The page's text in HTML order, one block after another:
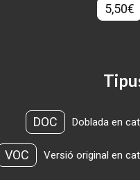
5,50€
DOC Doblada en
VOC Versió original en